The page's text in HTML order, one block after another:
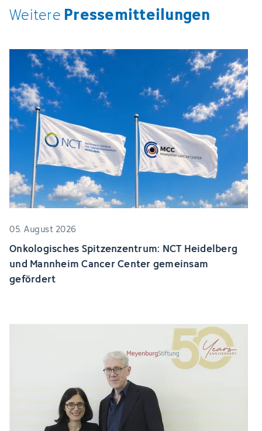
Weitere Pressemitteilungen
05. August 2026
Onkologisches Spitzenzentrum: NCT Heidelberg
und Mannheim Cancer Center gemeinsam
gefördert